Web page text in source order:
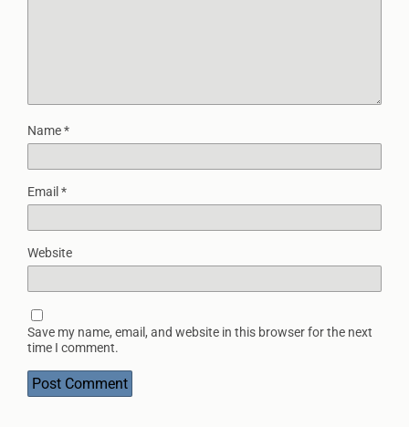
Name*
Email*
Website
Save my name, email, and website in this browser for the next
time I comment.